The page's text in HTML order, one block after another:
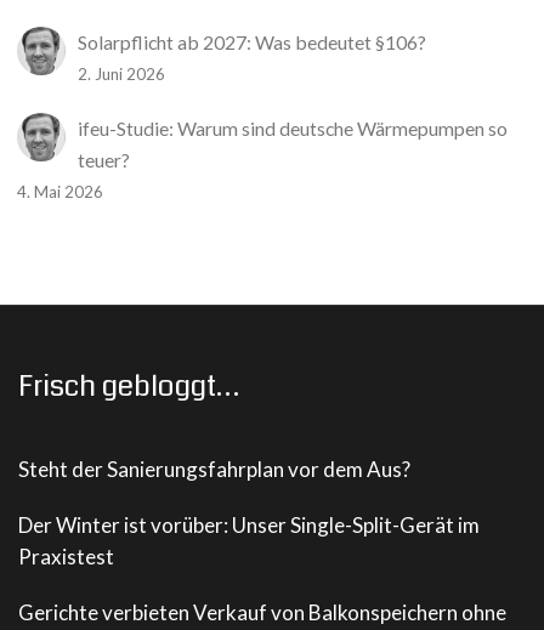
Solarpflicht ab 2027: Was bedeutet §106?
2. Juni 2026
ifeu-Studie: Warum sind deutsche Wärmepumpen so
teuer?
4. Mai 2026
Frisch gebloggt…
Steht der Sanierungsfahrplan vor dem Aus?
Der Winter ist vorüber: Unser Single-Split-Gerät im
Praxistest
Gerichte verbieten Verkauf von Balkonspeichern ohne